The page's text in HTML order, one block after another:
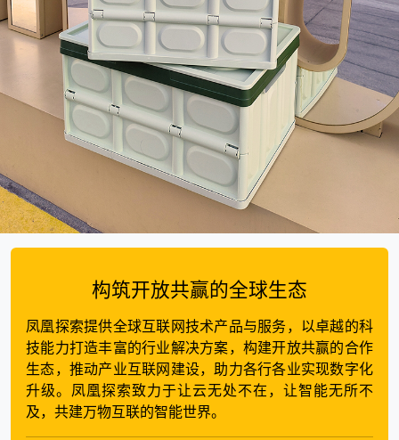
构筑开放共赢的全球生态
凤凰探索提供全球互联网技术产品与服务，以卓越的科
技能力打造丰富的行业解决方案，构建开放共赢的合作
生态，推动产业互联网建设，助力各行各业实现数字化
升级。凤凰探索致力于让云无处不在，让智能无所不
及，共建万物互联的智能世界。